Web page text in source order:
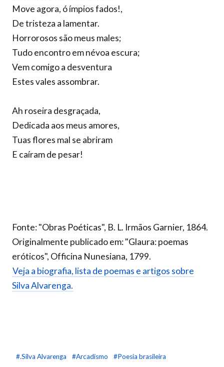
Move agora, ó ímpios fados!,
De tristeza a lamentar.
Horrorosos são meus males;
Tudo encontro em névoa escura;
Vem comigo a desventura
Estes vales assombrar.
Ah roseira desgraçada,
Dedicada aos meus amores,
Tuas flores mal se abriram
E caíram de pesar!
Fonte: "Obras Poéticas", B. L. Irmãos Garnier, 1864.
Originalmente publicado em: "Glaura: poemas
eróticos", Officina Nunesiana, 1799.
Veja a biografia, lista de poemas e artigos sobre
Silva Alvarenga.
#.Silva Alvarenga #Arcadismo #Poesia brasileira